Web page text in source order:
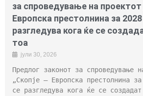
за спроведување на проектот
Европска престолнина за
разгледува кога ќе се
тоа
јули 30, 2026
Предлог законот за спроведување
„Скопје – Европска престолнина
се разгледува кога ќе се